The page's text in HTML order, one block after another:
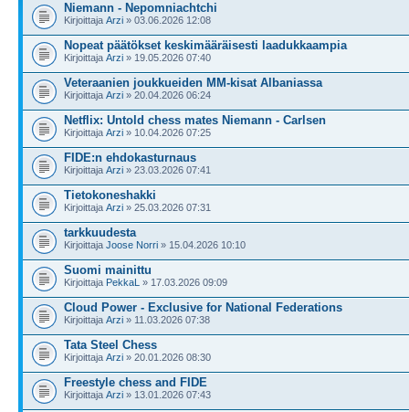
Niemann - Nepomniachtchi
Kirjoittaja Arzi » 03.06.2026 12:08
Nopeat päätökset keskimääräisesti laadukkaampia
Kirjoittaja Arzi » 19.05.2026 07:40
Veteraanien joukkueiden MM-kisat Albaniassa
Kirjoittaja Arzi » 20.04.2026 06:24
Netflix: Untold chess mates Niemann - Carlsen
Kirjoittaja Arzi » 10.04.2026 07:25
FIDE:n ehdokasturnaus
Kirjoittaja Arzi » 23.03.2026 07:41
Tietokoneshakki
Kirjoittaja Arzi » 25.03.2026 07:31
tarkkuudesta
Kirjoittaja Joose Norri » 15.04.2026 10:10
Suomi mainittu
Kirjoittaja PekkaL » 17.03.2026 09:09
Cloud Power - Exclusive for National Federations
Kirjoittaja Arzi » 11.03.2026 07:38
Tata Steel Chess
Kirjoittaja Arzi » 20.01.2026 08:30
Freestyle chess and FIDE
Kirjoittaja Arzi » 13.01.2026 07:43